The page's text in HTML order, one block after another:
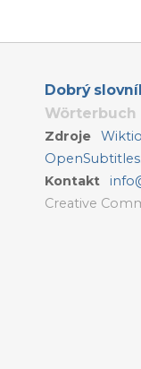
Dobrý
Wörterbuch
Zdroje
Kontakt
Creative